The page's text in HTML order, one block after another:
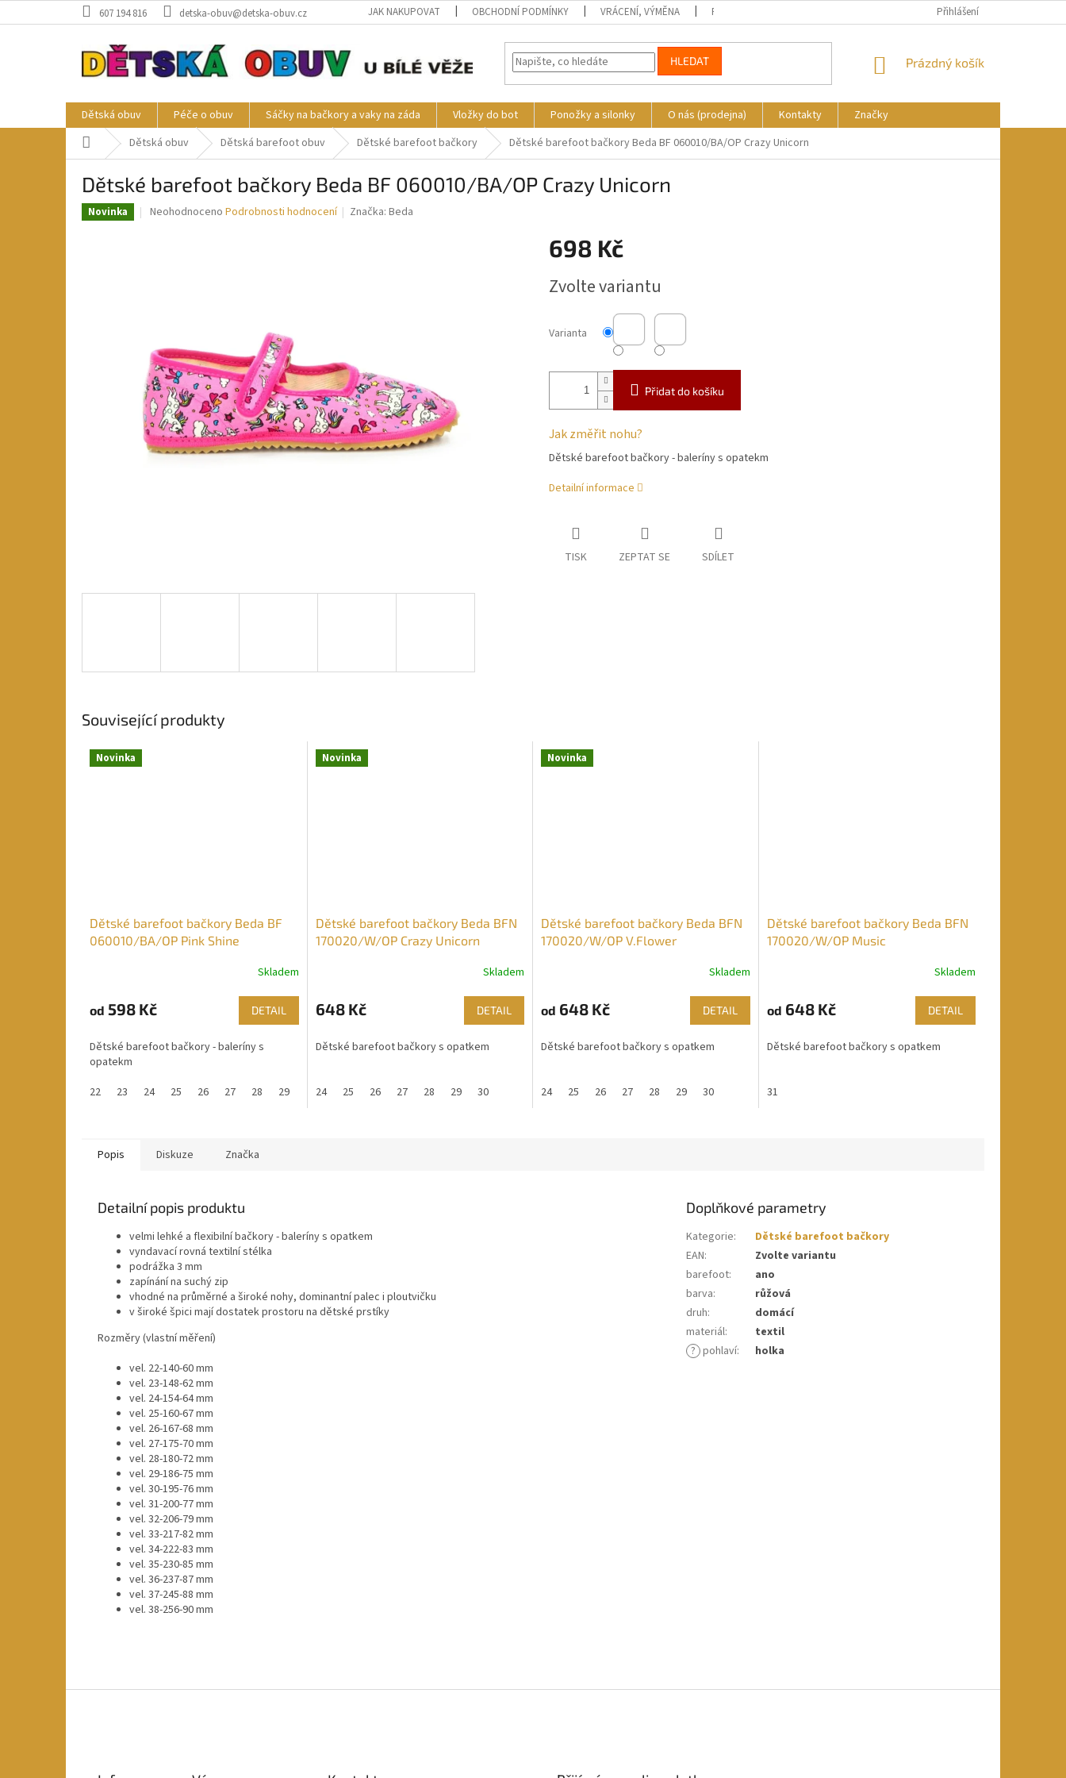
na
607 194 816 detska-obuv@detska-obuv.cz JAK NAKUPOVAT OBCHODNÍ PODMÍNKY VRÁCENÍ, VÝMĚNA REKLAMACE KDE NÁS NAJDETE
Přihlášení
HLEDAT
NÁKUPNÍ
Prázdný košík
Dětská obuv Péče o obuv Sáčky na bačkory a vaky na záda Vložky do bot Ponožky a silonky O nás (prodejna) Kontakty
Značky
Domů Dětská obuv Dětská barefoot obuv Dětské barefoot bačkory Dětské barefoot bačkory Beda BF 060010/BA/OP Crazy Unicorn
Dětské barefoot bačkory Beda BF 060010/BA/OP Crazy Unicorn
Novinka
Průměrné
Neohodnoceno Podrobnosti hodnocení Značka:Beda
698 Kč
cena:
Zvolte variantu
Varianta
Přidat do košíku
Jak změřit nohu?
Dětské barefoot bačkory - baleríny s opatekm
Detailní informace
TISK ZEPTAT SE SDÍLET
Související produkty
Novinka
Dětské barefoot bačkory Beda BF
060010/BA/OP Pink Shine
Skladem
od 598 Kč DETAIL
Dětské barefoot bačkory - baleríny s
opatekm
22
23 24 25 26 27 28 29
Novinka
Dětské barefoot bačkory Beda BFN
170020/W/OP Crazy Unicorn
Skladem
648 Kč DETAIL
Dětské barefoot bačkory s opatkem
24 25 26 27 28 29 30
Novinka
Dětské barefoot bačkory Beda BFN
170020/W/OP V.Flower
Skladem
od 648 Kč DETAIL
Dětské barefoot bačkory s opatkem
24 25 26 27 28 29 30
Dětské barefoot bačkory Beda BFN
170020/W/OP Music
Skladem
od 648 Kč DETAIL
Dětské barefoot bačkory s opatkem
31
Popis Diskuze Značka
Detailní popis produktu
velmi lehké a flexibilní bačkory - baleríny s opatkem
vyndavací rovná textilní stélka
podrážka 3 mm
zapínání na suchý zip
vhodné na průměrné a široké nohy, dominantní palec i ploutvičku
v široké špici mají dostatek prostoru na dětské prstíky
Rozměry (vlastní měření)
vel. 22-140-60 mm
vel. 23-148-62 mm
vel. 24-154-64 mm
vel. 25-160-67 mm
vel. 26-167-68 mm
vel. 27-175-70 mm
vel. 28-180-72 mm
vel. 29-186-75 mm
vel. 30-195-76 mm
vel. 31-200-77 mm
vel. 32-206-79 mm
vel. 33-217-82 mm
vel. 34-222-83 mm
vel. 35-230-85 mm
vel. 36-237-87 mm
vel. 37-245-88 mm
vel. 38-256-90 mm
Doplňkové parametry
Kategorie:
Dětské barefoot bačkory
EAN:
Zvolte variantu
barefoot:
ano
barva:
růžová
druh:
domácí
materiál:
textil
? pohlaví: holka